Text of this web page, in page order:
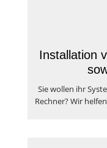
Installation
Sie wollen ihr
Rechner? Wir